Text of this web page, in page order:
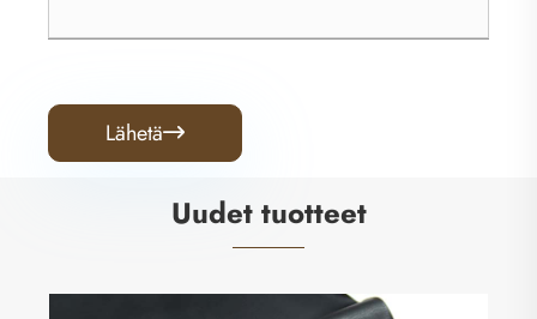
Lähetä
Uudet tuotteet